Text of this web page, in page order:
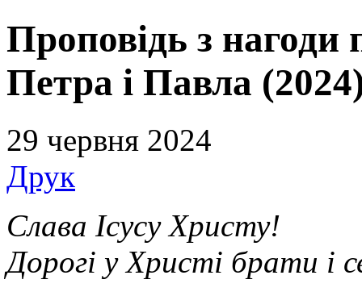
Проповідь з нагоди
Петра і Павла
29 червня 2024
Друк
Слава Ісусу Христу!
Дорогі у Христі брати і